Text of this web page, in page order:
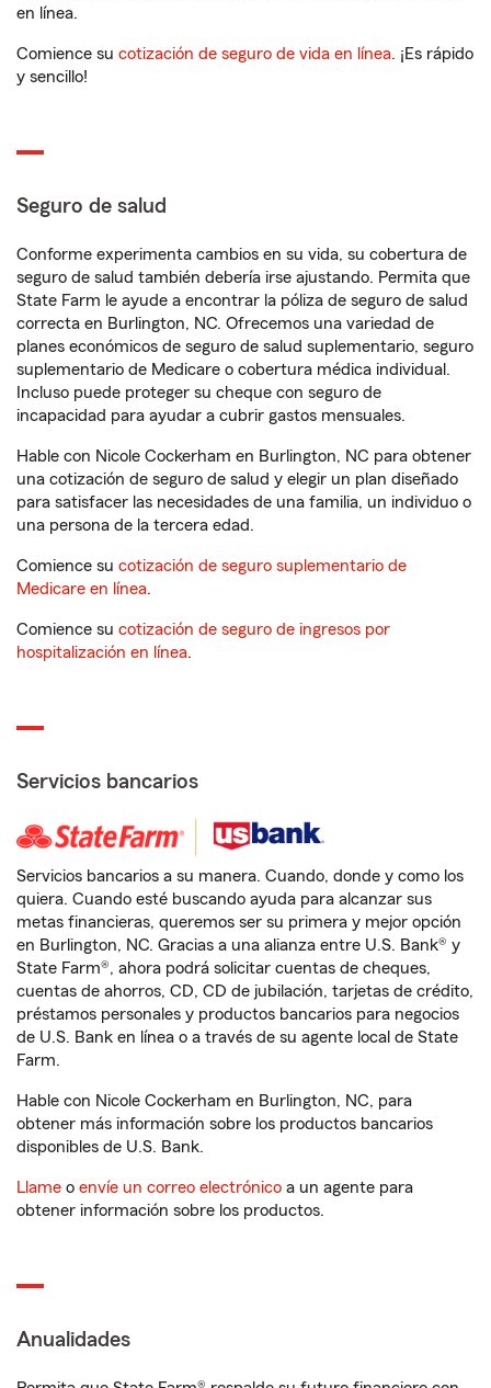
en línea.
Comience su cotización de seguro de vida en línea. ¡Es rápido
y sencillo!
Seguro de salud
Conforme experimenta cambios en su vida, su cobertura de
seguro de salud también debería irse ajustando. Permita que
State Farm le ayude a encontrar la póliza de seguro de salud
correcta en Burlington, NC. Ofrecemos una variedad de
planes económicos de seguro de salud suplementario, seguro
suplementario de Medicare o cobertura médica individual.
Incluso puede proteger su cheque con seguro de
incapacidad para ayudar a cubrir gastos mensuales.
Hable con Nicole Cockerham en Burlington, NC para obtener
una cotización de seguro de salud y elegir un plan diseñado
para satisfacer las necesidades de una familia, un individuo o
una persona de la tercera edad.
Comience su cotización de seguro suplementario de
Medicare en línea.
Comience su cotización de seguro de ingresos por
hospitalización en línea.
Servicios bancarios
Servicios bancarios a su manera. Cuando, donde y como los
quiera. Cuando esté buscando ayuda para alcanzar sus
metas financieras, queremos ser su primera y mejor opción
en Burlington, NC. Gracias a una alianza entre U.S. Bank® y
State Farm®, ahora podrá solicitar cuentas de cheques,
cuentas de ahorros, CD, CD de jubilación, tarjetas de crédito,
préstamos personales y productos bancarios para negocios
de U.S. Bank en línea o a través de su agente local de State
Farm.
Hable con Nicole Cockerham en Burlington, NC, para
obtener más información sobre los productos bancarios
disponibles de U.S. Bank.
Llame o envíe un correo electrónico a un agente para
obtener información sobre los productos.
Anualidades